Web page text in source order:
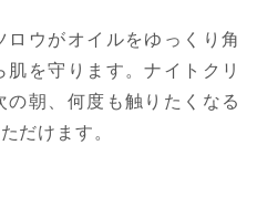
ウがオイルをゆっくり角
を守ります。ナイトクリ
朝、何度も触りたくなる
だけます。